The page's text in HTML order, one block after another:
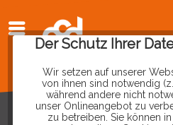
Der Schutz Ihrer
Wir setzen auf unserer
von ihnen sind notwendig
während andere nicht
unser Onlineangebot zu
zu betreiben. Sie können